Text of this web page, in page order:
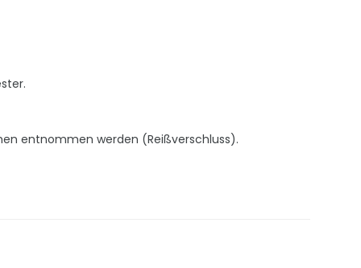
entnommen werden (Reißverschluss).